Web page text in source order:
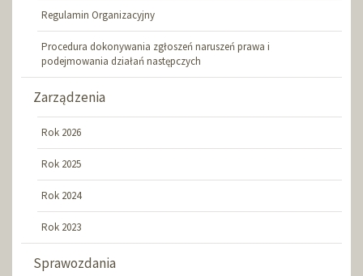
Regulamin Organizacyjny
Procedura dokonywania zgłoszeń naruszeń prawa i
podejmowania działań następczych
Zarządzenia
Rok 2026
Rok 2025
Rok 2024
Rok 2023
Sprawozdania